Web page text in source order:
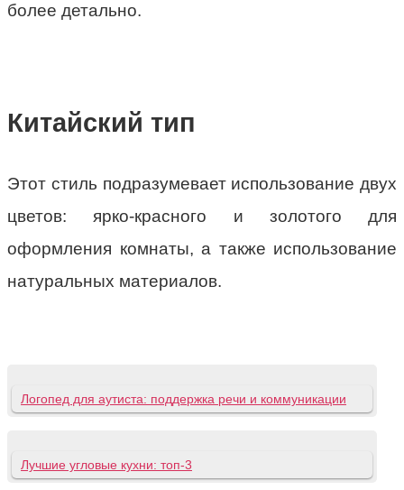
более детально.
Китайский тип
Этот стиль подразумевает использование двух
цветов: ярко-красного и золотого для
оформления комнаты, а также использование
натуральных материалов.
Логопед для аутиста: поддержка речи и коммуникации
Лучшие угловые кухни: топ-3